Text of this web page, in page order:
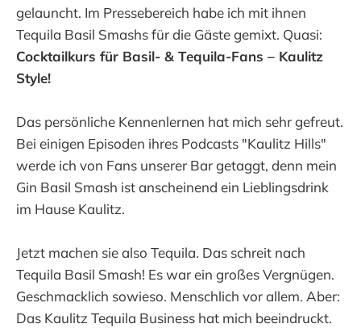
gelauncht. Im Pressebereich habe ich mit ihnen
Tequila Basil Smashs für die Gäste gemixt. Quasi:
Cocktailkurs für Basil- & Tequila-Fans – Kaulitz
Style!
Das persönliche Kennenlernen hat mich sehr gefreut.
Bei einigen Episoden ihres Podcasts "Kaulitz Hills"
werde ich von Fans unserer Bar getaggt, denn mein
Gin Basil Smash ist anscheinend ein Lieblingsdrink
im Hause Kaulitz.
Jetzt machen sie also Tequila. Das schreit nach
Tequila Basil Smash! Es war ein großes Vergnügen.
Geschmacklich sowieso. Menschlich vor allem. Aber:
Das Kaulitz Tequila Business hat mich beeindruckt.